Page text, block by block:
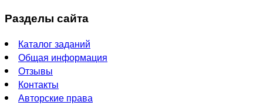
Разделы сайта
Каталог заданий
Общая информация
Отзывы
Контакты
Авторские права